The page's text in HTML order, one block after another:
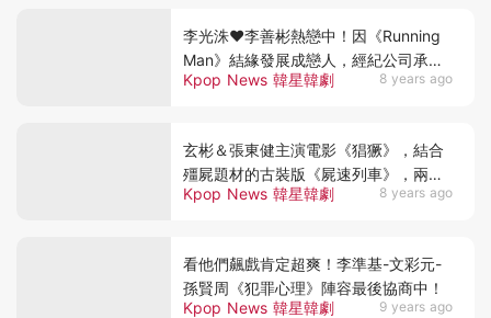
Kpop News 韓星韓劇 8 years ago
李光洙♥李善彬熱戀中！因《Running
Man》結緣發展成戀人，經紀公司承
認：「已交往5個月」～
Kpop News 韓星韓劇 8 years ago
玄彬＆張東健主演電影《猖獗》，結合
殭屍題材的古裝版《屍速列車》，兩人
的古裝造型也很吸睛啊～
Kpop News 韓星韓劇 9 years ago
看他們飆戲肯定超爽！李準基-文彩元-
孫賢周《犯罪心理》陣容最後協商中！